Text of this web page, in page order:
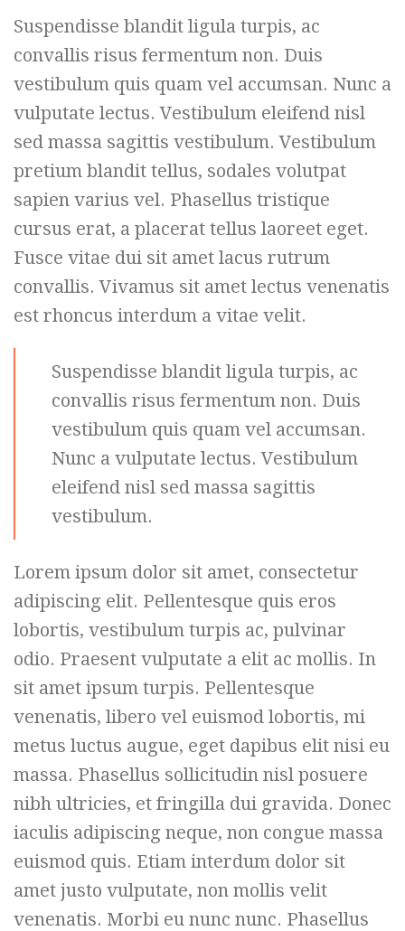
Suspendisse blandit ligula turpis, ac
convallis risus fermentum non. Duis
vestibulum quis quam vel accumsan. Nunc a
vulputate lectus. Vestibulum eleifend nisl
sed massa sagittis vestibulum. Vestibulum
pretium blandit tellus, sodales volutpat
sapien varius vel. Phasellus tristique
cursus erat, a placerat tellus laoreet eget.
Fusce vitae dui sit amet lacus rutrum
convallis. Vivamus sit amet lectus venenatis
est rhoncus interdum a vitae velit.
Suspendisse blandit ligula turpis, ac
convallis risus fermentum non. Duis
vestibulum quis quam vel accumsan.
Nunc a vulputate lectus. Vestibulum
eleifend nisl sed massa sagittis
vestibulum.
Lorem ipsum dolor sit amet, consectetur
adipiscing elit. Pellentesque quis eros
lobortis, vestibulum turpis ac, pulvinar
odio. Praesent vulputate a elit ac mollis. In
sit amet ipsum turpis. Pellentesque
venenatis, libero vel euismod lobortis, mi
metus luctus augue, eget dapibus elit nisi eu
massa. Phasellus sollicitudin nisl posuere
nibh ultricies, et fringilla dui gravida. Donec
iaculis adipiscing neque, non congue massa
euismod quis. Etiam interdum dolor sit
amet justo vulputate, non mollis velit
venenatis. Morbi eu nunc nunc. Phasellus